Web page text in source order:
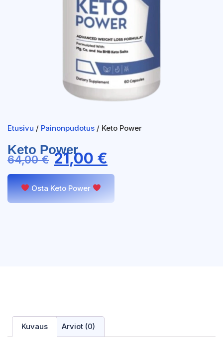
Etusivu / Painonpudotus / Keto Power
Keto Power
64,00€ 21,00 €
Osta Keto Power
Kuvaus Arviot (0)